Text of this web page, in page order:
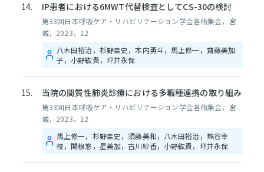
IP患者における6MWT代替検査としてCS-30の検討
第33回日本呼吸ケア・リハビリテーション学会各術集会，宮
城，2023，12
八木田裕治，杉野圭史，本内勇斗，馬上修一，齋藤美加
子，小野紘貴，坪井永保
当院の間質性肺炎診療における多職種連携の取り組み
第33回日本呼吸ケア・リハビリテーション学会各術集会，宮
城，2023，12
馬上修一，杉野圭史，須藤美和，八木田裕治，熊谷幸
枝，関根悠，星美加，古川紗香，小野紘貴，坪井永保